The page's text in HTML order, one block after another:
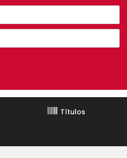
Títulos